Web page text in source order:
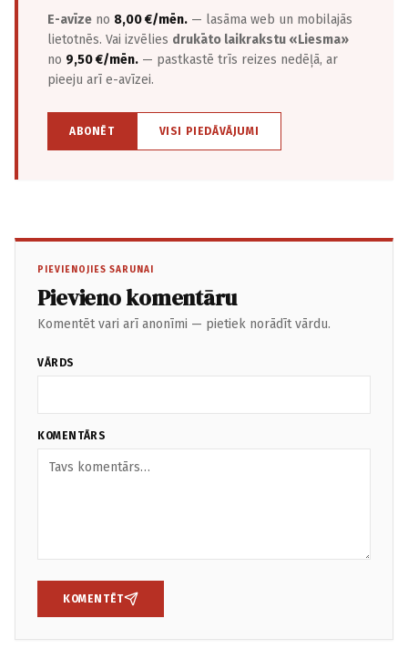
E-avīze no 8,00 €/mēn. — lasāma web un mobilajās
lietotnēs. Vai izvēlies drukāto laikrakstu «Liesma»
no 9,50 €/mēn. — pastkastē trīs reizes nedēļā, ar
pieeju arī e-avīzei.
ABONĒT VISI PIEDĀVĀJUMI
PIEVIENOJIES SARUNAI
Pievieno komentāru
Komentēt vari arī anonīmi — pietiek norādīt vārdu.
VĀRDS
KOMENTĀRS
KOMENTĒT